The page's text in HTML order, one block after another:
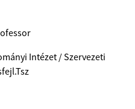
Intézet / Szervezeti